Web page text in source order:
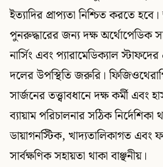
ইত্যাদির প্রাপ্যতা নিশ্চিত করতে
পুনরুদ্ধারের জন্য দক্ষ অর্থোপেডিক
নার্সিং এবং প্যারামেডিক্যাল
দলের উপস্থিতি জরুরি।
সার্জনের তত্ত্বাবধানে দক্ষ কর্মী এবং
ব্যায়াম পরিচালনার সঠিক
ডায়াগনস্টিক, খাদ্যতালিকাগত এবং
সার্বক্ষণিক সহায়তা থাকা বাঞ্ছনীয়।